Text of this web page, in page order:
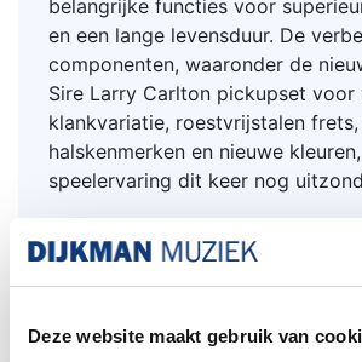
Deze website maakt gebruik van
belangrijke functies voor
en een lange levensduur. De
componenten, waaronder de
Sire Larry Carlton pickupset
klankvariatie, roestvrijstalen
halskenmerken en nieuwe
speelervaring dit keer nog
SIRE NEW GEN HALSPROFIEL
Het New Gen halsprofiel beschikt
frets, een hals met een compound